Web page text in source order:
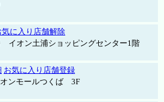
気に入り店舗解除
イオン土浦ショッピングセンター1階
お気に入り店舗登録
ンモールつくば 3F